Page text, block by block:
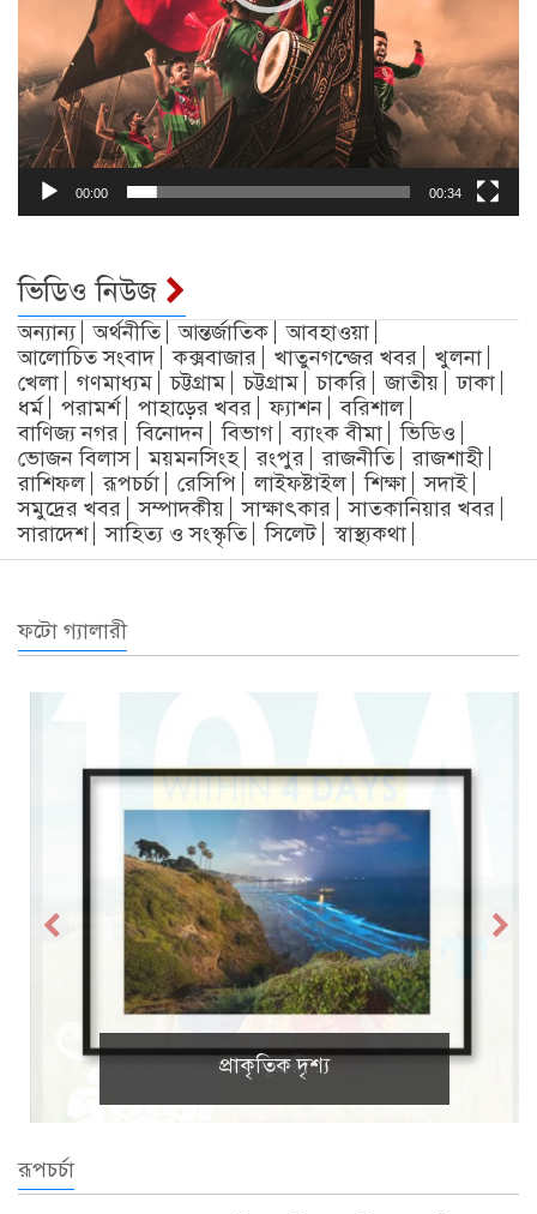
00:00 00:34
ভিডিও নিউজ
অন্যান্য অর্থনীতি আন্তর্জাতিক
আবহাওয়া
আলোচিত সংবাদ
কক্সবাজার খাতুনগন্জের খবর
খুলনা
খেলা
গণমাধ্যম চট্টগ্রাম চট্টগ্রাম চাকরি জাতীয়
ঢাকা
ধর্ম
পরামর্শ পাহাড়ের খবর ফ্যাশন
বরিশাল
বাণিজ্য নগর
বিনোদন বিভাগ ব্যাংক বীমা
ভিডিও
ভোজন বিলাস
ময়মনসিংহ রংপুর রাজনীতি
রাজশাহী
রাশিফল
রূপচর্চা রেসিপি লাইফষ্টাইল শিক্ষা
সদাই
সমুদ্রের খবর
সম্পাদকীয় সাক্ষাৎকার
সাতকানিয়ার খবর
সারাদেশ
সাহিত্য ও সংস্কৃতি সিলেট স্বাস্থ্যকথা
ফটো গ্যালারী
প্রাকৃতিক দৃশ্য
রূপচর্চা